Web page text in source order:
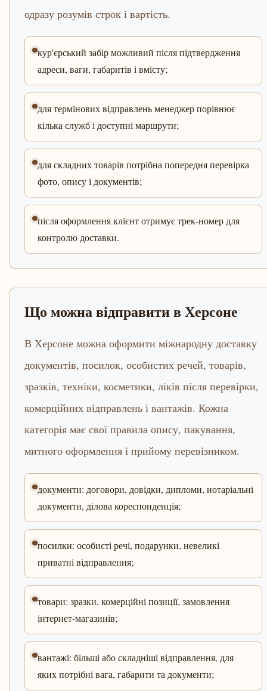
одразу розумів строк і вартість.
кур'єрський забір можливий після підтвердження
адреси, ваги, габаритів і вмісту;
для термінових відправлень менеджер порівнює
кілька служб і доступні маршрути;
для складних товарів потрібна попередня перевірка
фото, опису і документів;
після оформлення клієнт отримує трек-номер для
контролю доставки.
Що можна відправити в Херсоне
В Херсоне можна оформити міжнародну доставку
документів, посилок, особистих речей, товарів,
зразків, техніки, косметики, ліків після перевірки,
комерційних відправлень і вантажів. Кожна
категорія має свої правила опису, пакування,
митного оформлення і прийому перевізником.
документи: договори, довідки, дипломи, нотаріальні
документи, ділова кореспонденція;
посилки: особисті речі, подарунки, невеликі
приватні відправлення;
товари: зразки, комерційні позиції, замовлення
інтернет-магазинів;
вантажі: більші або складніші відправлення, для
яких потрібні вага, габарити та документи;